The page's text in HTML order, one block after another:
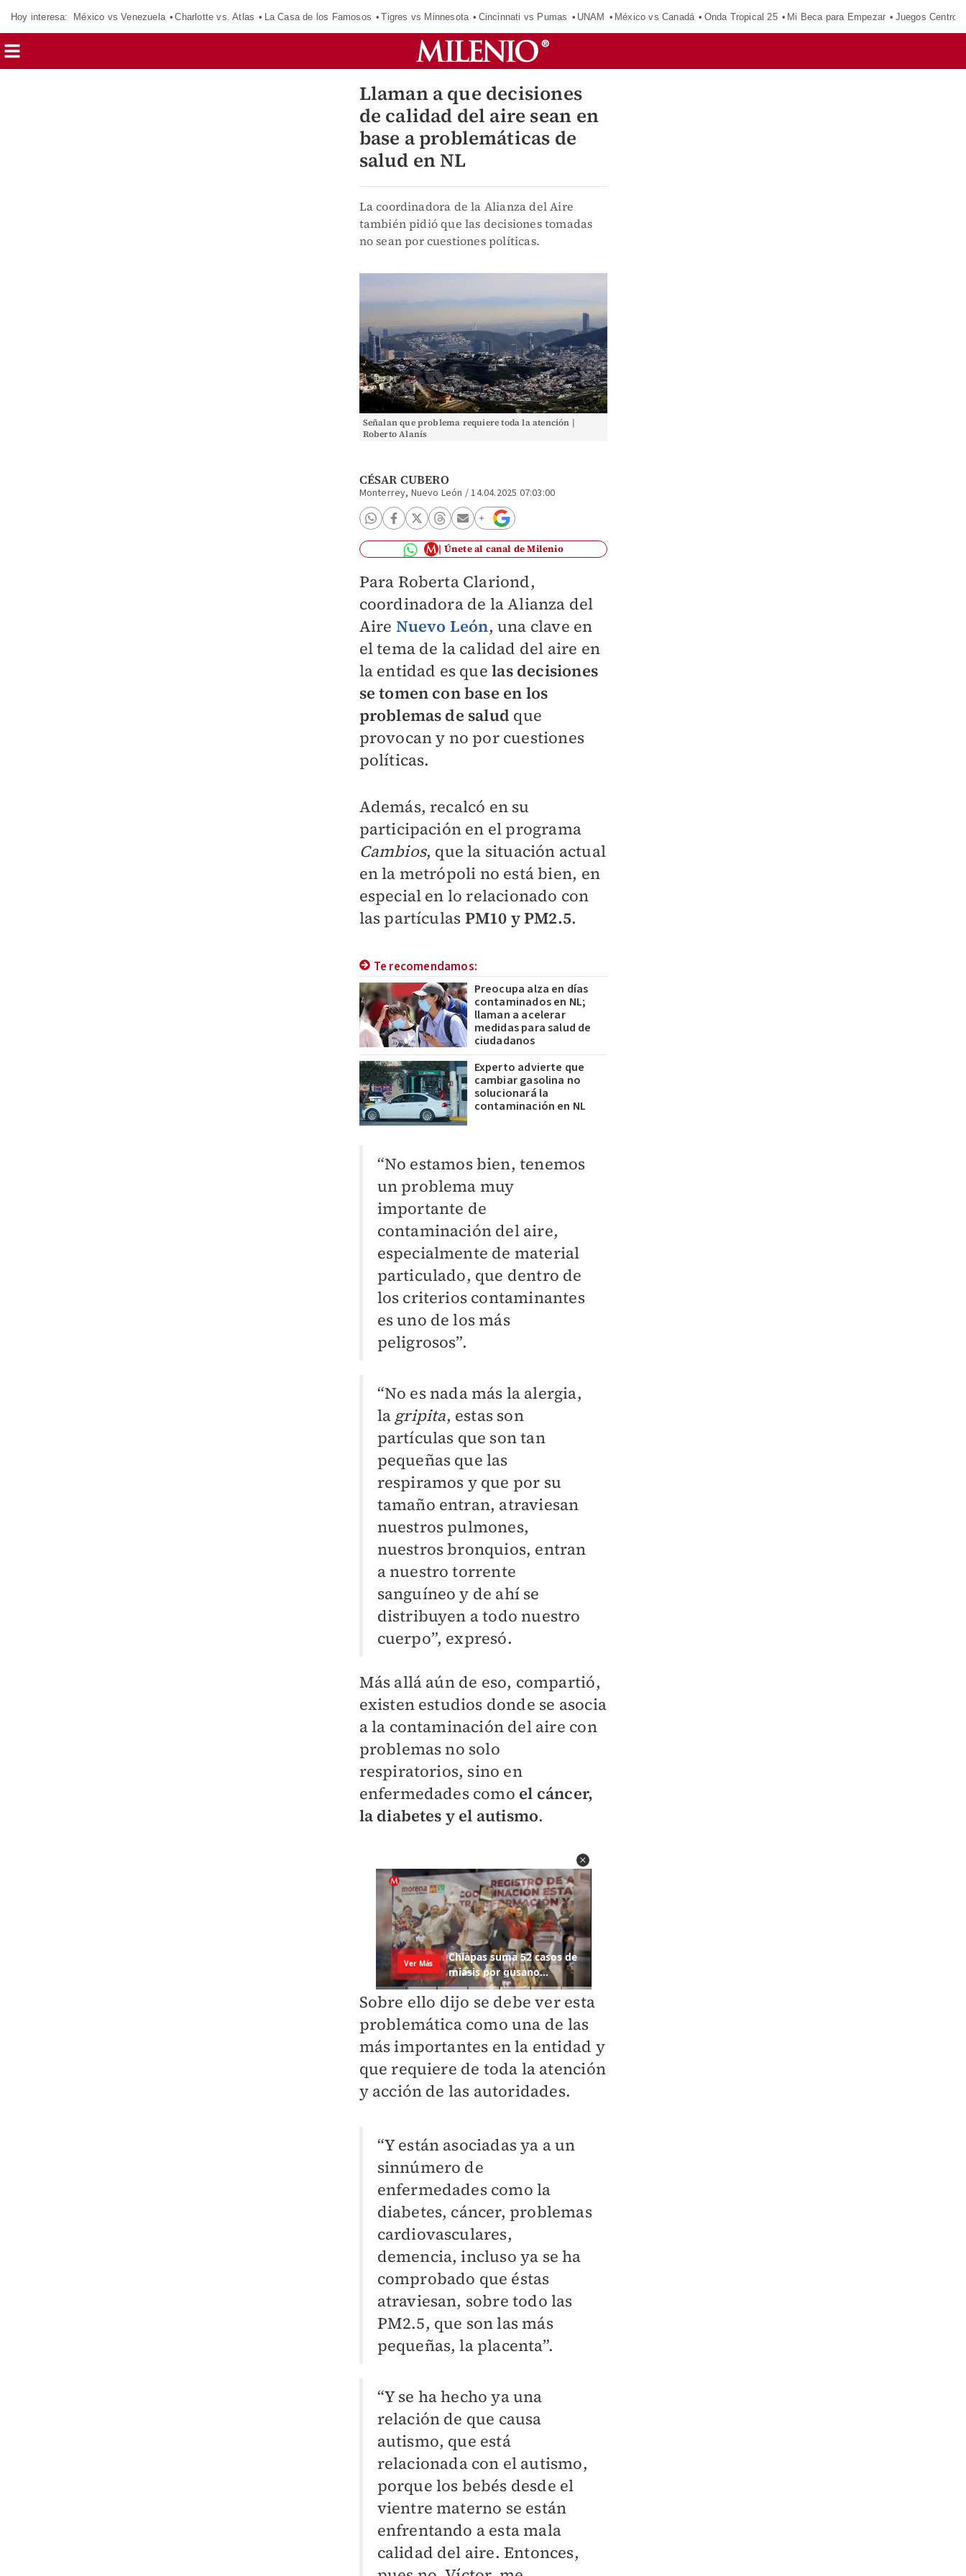
Hoy interesa: México vs Venezuela Charlotte vs. Atlas La Casa de los Famosos Tigres vs Minnesota Cincinnati vs Pumas UNAM México vs Canadá Onda Tropical 25 Mi Beca para Empezar Juegos
Llaman a que decisiones
de calidad del aire sean en
base a problemáticas de
salud en NL
La coordinadora de la Alianza del Aire
también pidió que las decisiones tomadas
no sean por cuestiones políticas.
Señalan que problema requiere toda la atención |
Roberto Alanís
CÉSAR CUBERO
Monterrey, Nuevo León /14.04.2025 07:03:00
Únete al canal de Milenio
Para Roberta Clariond,
coordinadora de la Alianza del
Aire Nuevo León, una clave en
el tema de la calidad del aire en
la entidad es quelas decisiones
se tomen con base en los
problemas de salud que
provocan y no por cuestiones
políticas.
Además, recalcó en su
participación en el programa
Cambios, que la situación actual
en la metrópoli no está bien, en
especial en lo relacionado con
las partículas PM10 y PM2.5.
Te recomendamos:
Preocupa alza en días
contaminados en NL;
llaman a acelerar
medidas para salud de
ciudadanos
Experto advierte que
cambiar gasolina no
solucionará la
contaminación en NL
“No estamos bien, tenemos
un problema muy
importante de
contaminación del aire,
especialmente de material
particulado, que dentro de
los criterios contaminantes
es uno de los más
peligrosos”.
“No es nada más la alergia,
la gripita, estas son
partículas que son tan
pequeñas que las
respiramos y que por su
tamaño entran, atraviesan
nuestros pulmones,
nuestros bronquios, entran
a nuestro torrente
sanguíneo y de ahí se
distribuyen a todo nuestro
cuerpo”, expresó.
Más allá aún de eso, compartió,
existen estudios donde se asocia
a la contaminación del aire con
problemas no solo
respiratorios, sino en
enfermedades como el cáncer,
la diabetes y el autismo.
Sobre ello dijo se debe ver esta
problemática como una de las
más importantes en la entidad y
que requiere de toda la atención
y acción de las autoridades.
“Y están asociadas ya a un
sinnúmero de
enfermedades como la
diabetes, cáncer, problemas
cardiovasculares,
demencia, incluso ya se ha
comprobado que éstas
atraviesan, sobre todo las
PM2.5, que son las más
pequeñas, la placenta”.
“Y se ha hecho ya una
relación de que causa
autismo, que está
relacionada con el autismo,
porque los bebés desde el
vientre materno se están
enfrentando a esta mala
calidad del aire. Entonces,